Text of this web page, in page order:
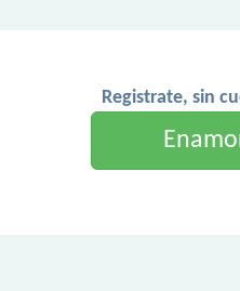
Registrate, sin